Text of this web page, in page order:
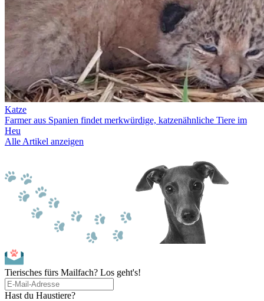
Katze
Farmer aus Spanien findet merkwürdige, katzenähnliche Tiere im
Heu
Alle Artikel anzeigen
Tierisches fürs Mailfach? Los geht's!
Hast du Haustiere?